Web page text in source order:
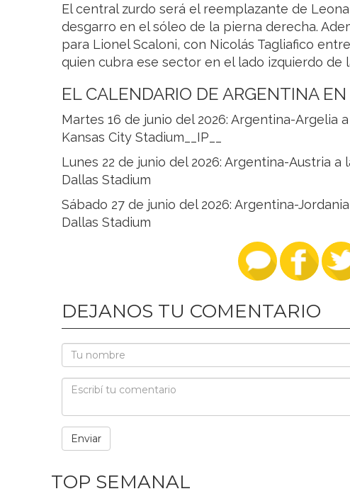
El central zurdo será el reemplazante de
desgarro en el sóleo de la pierna derecha.
para Lionel Scaloni, con Nicolás Tagliafico
quien cubra ese sector en el lado izquierdo de
EL CALENDARIO DE ARGENTINA
Martes 16 de junio del 2026: Argentina-Argelia
Kansas City Stadium__IP__
Lunes 22 de junio del 2026: Argentina-Austria a
Dallas Stadium
Sábado 27 de junio del 2026: Argentina-
Dallas Stadium
DEJANOS TU COMENTARIO
TOP SEMANAL